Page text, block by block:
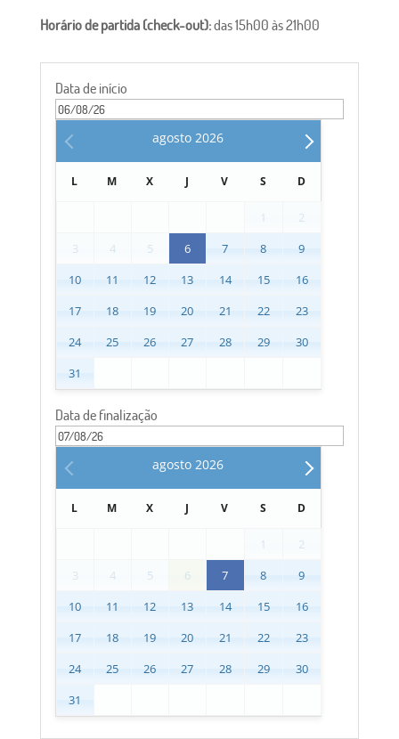
Horário de partida (check-out):das 15h00 às 21h00
Data de início
agosto 2026
L M X J V S D
1
2
3
4 5 6 7 8
9
10
11 12 13 14 15
16
17
18 19 20 21 22
23
24
25 26 27 28 29
30
31
Data de finalização
agosto 2026
L M X J V S D
1
2
3
4 5 6 7 8
9
10
11 12 13 14 15
16
17
18 19 20 21 22
23
24
25 26 27 28 29
30
31